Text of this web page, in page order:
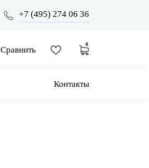
+7 (495) 274 06 36
Сравнить
0
Контакты